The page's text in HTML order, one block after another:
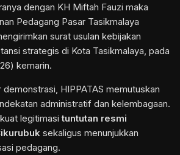
dengan KH Miftah Fauzi maka
Pedagang Pasar Tasikmalaya
surat usulan kebijakan
strategis di Kota Tasikmalaya, pada
kemarin.
demonstrasi, HIPPATAS memutuskan
administratif dan kelembagaan.
legitimasituntutan resmi
sekaligus menunjukkan
pedagang.